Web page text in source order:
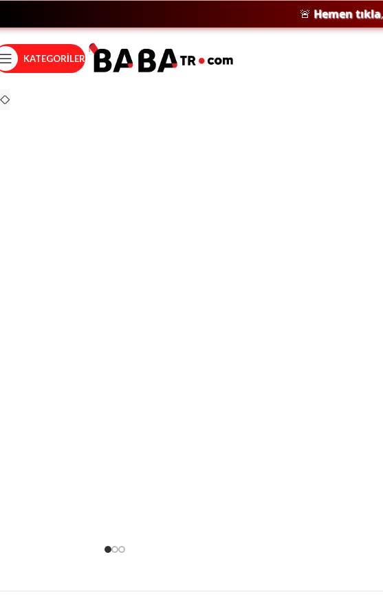
Hemen tıkla,
KATEGORILER